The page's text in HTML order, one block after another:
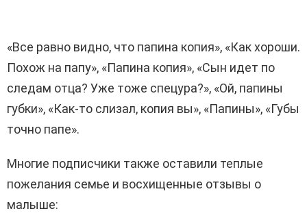
«Все равно видно, что папина копия», «Как хороши.
Похож на папу», «Папина копия», «Сын идет по
следам отца? Уже тоже спецура?», «Ой, папины
губки», «Как-то слизал, копия вы», «Папины», «Губы
точно папе».
Многие подписчики также оставили теплые
пожелания семье и восхищенные отзывы о
малыше: